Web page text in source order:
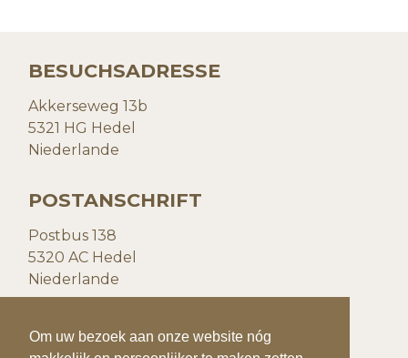
Om uw bezoek aan onze website nóg
BESUCHSADRESSE
Akkerseweg 13b
5321 HG Hedel
Niederlande
POSTANSCHRIFT
Postbus 138
5320 AC Hedel
Niederlande
KONTAKTDATEN